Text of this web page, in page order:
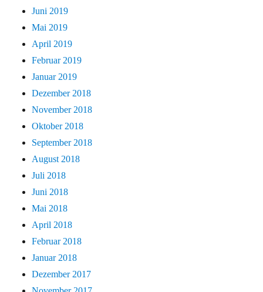
Juni 2019
Mai 2019
April 2019
Februar 2019
Januar 2019
Dezember 2018
November 2018
Oktober 2018
September 2018
August 2018
Juli 2018
Juni 2018
Mai 2018
April 2018
Februar 2018
Januar 2018
Dezember 2017